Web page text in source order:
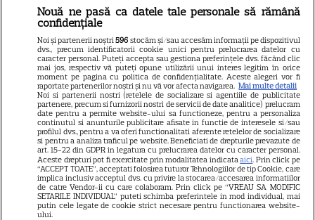
ȘTIRI
25 de ani de la lansarea
filmului „Stăpânul inelelor:
Frăția Inelului”! Cum a creat
Peter Jackson una dintre cele
mai iubite producții fantasy din
istorie
PRIME VIDEO
Ride or Die pe Prime Video.
Nouă ne pasă ca datele tale personale să rămână
confidențiale
Noi și partenerii noștri596 stocăm și/sau accesăm informații pe dispozitivul
dvs., precum identificatorii cookie unici pentru prelucrarea datelor cu
caracter personal. Puteți accepta sau gestiona preferințele dvs. făcând clic
mai jos, respectiv vă puteți opune utilizării unui interes legitim în orice
moment pe pagina cu politica de confidențialitate. Aceste alegeri vor fi
raportate partenerilor noștri și nu vă vor afecta navigarea. Mai multe detalii
Noi si partenerii nostri (retelele de socializare si agentiile de publicitate
partenere, precum si furnizorii nostri de servicii de date analitice) prelucram
date pentru a permite website-ului sa functioneze, pentru a personaliza
continutul si anunturile publicitare afisate in functie de interesele si/sau
profilul dvs., pentru a va oferi functionalitati aferente retelelor de socializare
si pentru a analiza traficul pe website. Beneficiati de drepturile prevazute de
art. 15-22 din GDPR in legatura cu prelucrarea datelor cu caracter personal.
Aceste drepturi pot fi exercitate prin modalitatea indicataaici. Prin click pe
“ACCEPT TOATE”, acceptati folosirea tuturor Tehnologiilor de tip Cookie, care
implica inclusiv acceptul dvs. cu privire la stocarea/accesarea informatiilor
de catre Vendor-ii cu care colaboram. Prin click pe “VREAU SA MODIFIC
SETARILE INDIVIDUAL” puteti schimba preferintele in mod individual, mai
putin cele legate de cookie strict necesare pentru functionarea website-
ului.